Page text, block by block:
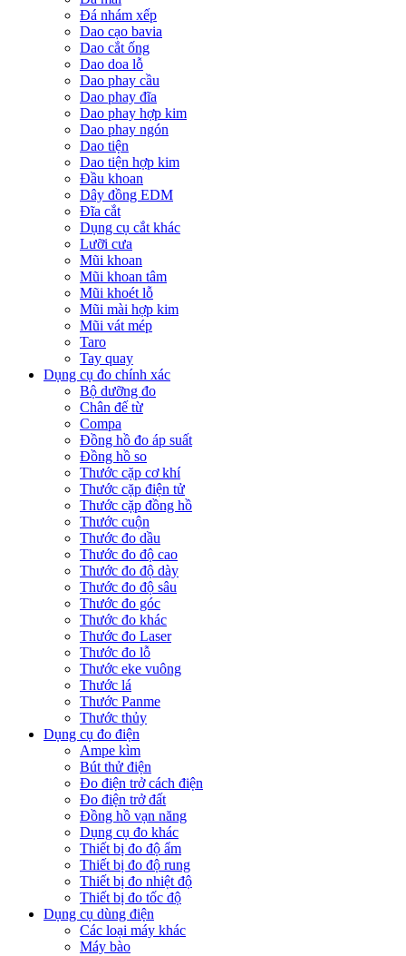
Đá nhám xếp
Dao cạo bavia
Dao cắt ống
Dao doa lỗ
Dao phay cầu
Dao phay đĩa
Dao phay hợp kim
Dao phay ngón
Dao tiện
Dao tiện hợp kim
Đầu khoan
Dây đồng EDM
Đĩa cắt
Dụng cụ cắt khác
Lưỡi cưa
Mũi khoan
Mũi khoan tâm
Mũi khoét lỗ
Mũi mài hợp kim
Mũi vát mép
Taro
Tay quay
Dụng cụ đo chính xác
Bộ dưỡng đo
Chân đế từ
Compa
Đồng hồ đo áp suất
Đồng hồ so
Thước cặp cơ khí
Thước cặp điện tử
Thước cặp đồng hồ
Thước cuộn
Thước đo dầu
Thước đo độ cao
Thước đo độ dày
Thước đo độ sâu
Thước đo góc
Thước đo khác
Thước đo Laser
Thước đo lỗ
Thước eke vuông
Thước lá
Thước Panme
Thước thủy
Dụng cụ đo điện
Ampe kìm
Bút thử điện
Đo điện trở cách điện
Đo điện trở đất
Đồng hồ vạn năng
Dụng cụ đo khác
Thiết bị đo độ ẩm
Thiết bị đo độ rung
Thiết bị đo nhiệt độ
Thiết bị đo tốc độ
Dụng cụ dùng điện
Các loại máy khác
Máy bào